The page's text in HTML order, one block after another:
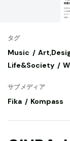
タグ
Music
Life&Society
サブメディア
Fika Kompass